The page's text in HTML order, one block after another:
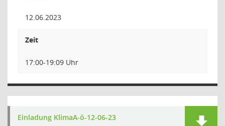
12.06.2023
Zeit
17:00-19:09 Uhr
Einladung KlimaA-ö-12-06-23